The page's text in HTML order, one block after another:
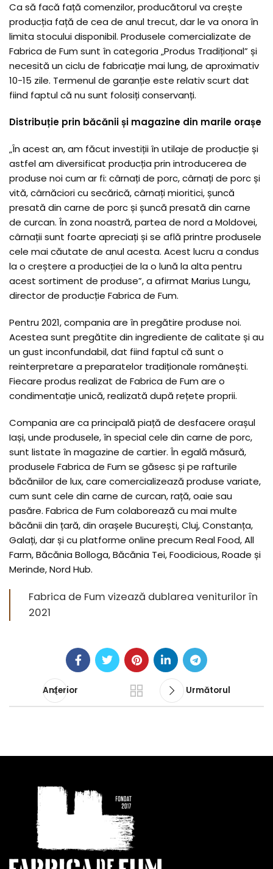
Ca să facă față comenzilor, producătorul va crește
producția față de cea de anul trecut, dar le va onora în
limita stocului disponibil. Produsele comercializate de
Fabrica de Fum sunt în categoria „Produs Tradițional” și
necesită un ciclu de fabricație mai lung, de aproximativ
10-15 zile. Termenul de garanție este relativ scurt dat
fiind faptul că nu sunt folosiți conservanți.
Distribuție prin băcănii și magazine din marile orașe
„În acest an, am făcut investiții în utilaje de producție și
astfel am diversificat producția prin introducerea de
produse noi cum ar fi: cârnați de porc, cârnați de porc și
vită, cârnăciori cu secărică, cârnați mioritici, șuncă
presată din carne de porc și șuncă presată din carne
de curcan. În zona noastră, partea de nord a Moldovei,
cârnații sunt foarte apreciați și se află printre produsele
cele mai căutate de anul acesta. Acest lucru a condus
la o creștere a producției de la o lună la alta pentru
acest sortiment de produse”, a afirmat Marius Lungu,
director de producție Fabrica de Fum.
Pentru 2021, compania are în pregătire produse noi.
Acestea sunt pregătite din ingrediente de calitate și au
un gust inconfundabil, dat fiind faptul că sunt o
reinterpretare a preparatelor tradiționale românești.
Fiecare produs realizat de Fabrica de Fum are o
condimentație unică, realizată după rețete proprii.
Compania are ca principală piață de desfacere orașul
Iași, unde produsele, în special cele din carne de porc,
sunt listate în magazine de cartier. În egală măsură,
produsele Fabrica de Fum se găsesc și pe rafturile
băcăniilor de lux, care comercializează produse variate,
cum sunt cele din carne de curcan, rață, oaie sau
pasăre. Fabrica de Fum colaborează cu mai multe
băcănii din țară, din orașele București, Cluj, Constanța,
Galați, dar și cu platforme online precum Real Food, All
Farm, Băcănia Bolloga, Băcănia Tei, Foodicious, Roade și
Merinde, Nord Hub.
Fabrica de Fum vizează dublarea veniturilor în
2021
Anterior Următorul